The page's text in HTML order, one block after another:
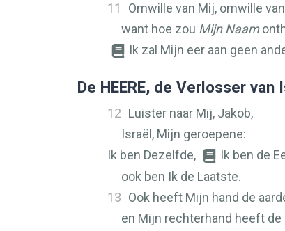
11
Omwille van Mij, omwille
want hoe zou Mijn Naam
Ik zal Mijn eer aan geen
De HEERE, de Verlosser van
12 Luister naar Mij, Jakob,
Israël, Mijn geroepene:
Ik ben Dezelfde,
Ik ben de
ook ben Ik de Laatste.
13 Ook heeft Mijn hand de
en Mijn rechterhand heeft